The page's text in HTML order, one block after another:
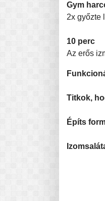
Gym
2x győzte
10 perc
Az erős
Titkok,
Építs